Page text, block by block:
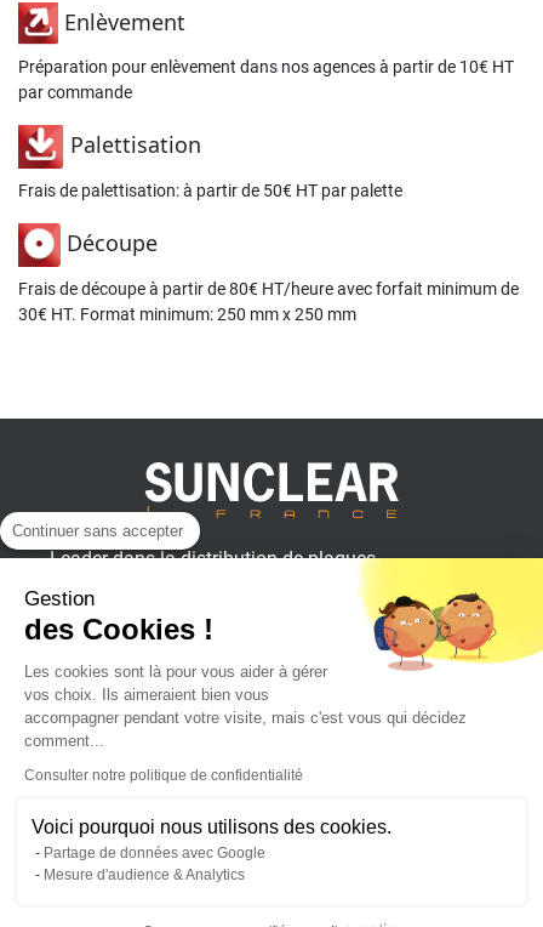
Enlèvement
Préparation pour enlèvement dans nos agences à partir de 10€ HT
par commande
Palettisation
Frais de palettisation: à partir de 50€ HT par palette
Découpe
Frais de découpe à partir de 80€ HT/heure avec forfait minimum de
30€ HT. Format minimum: 250 mm x 250 mm
Leader dans la distribution de plaques
plastiques, aluminium et composites
pour professionnels.
SUNCLEAR France
Achat en ligne
Suivez l'actualité sur :
Continuer sans accepter
Gestion
des Cookies !
Les cookies sont là pour vous aider à gérer
vos choix. Ils aimeraient bien vous
accompagner pendant votre visite, mais c'est vous qui décidez
comment...
Consulter notre politique de confidentialité
Voici pourquoi nous utilisons des cookies.
Partage de données avec Google
Mesure d'audience & Analytics